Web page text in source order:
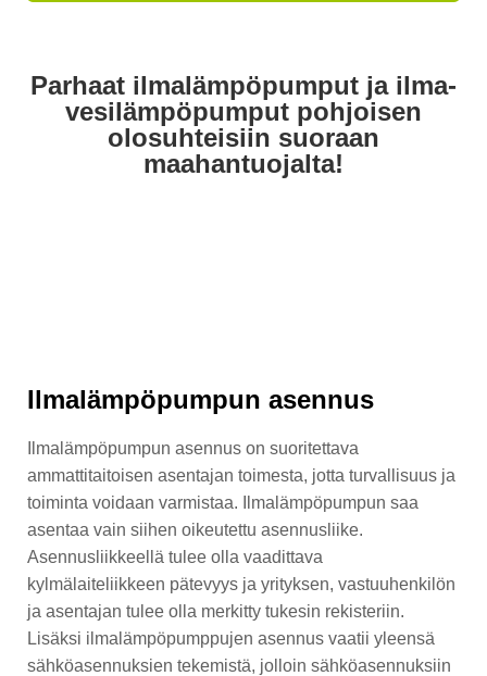
Parhaat ilmalämpöpumput ja ilma-
vesilämpöpumput pohjoisen
olosuhteisiin suoraan
maahantuojalta!
Ilmalämpöpumpun asennus
Ilmalämpöpumpun asennus on suoritettava
ammattitaitoisen asentajan toimesta, jotta turvallisuus ja
toiminta voidaan varmistaa. Ilmalämpöpumpun saa
asentaa vain siihen oikeutettu asennusliike.
Asennusliikkeellä tulee olla vaadittava
kylmälaiteliikkeen pätevyys ja yrityksen, vastuuhenkilön
ja asentajan tulee olla merkitty tukesin rekisteriin.
Lisäksi ilmalämpöpumppujen asennus vaatii yleensä
sähköasennuksien tekemistä, jolloin sähköasennuksiin